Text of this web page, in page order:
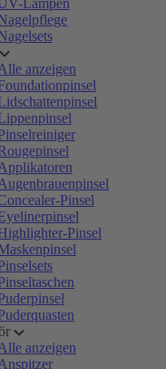
Lampen
anzeigen
Pinsel
Pinsel
anzeigen